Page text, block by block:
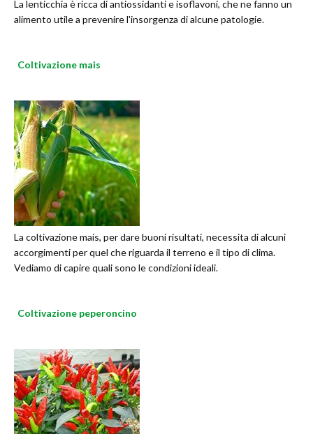
La lenticchia è ricca di antiossidanti e isoflavoni, che ne fanno un
alimento utile a prevenire l'insorgenza di alcune patologie.
Coltivazione mais
La coltivazione mais, per dare buoni risultati, necessita di alcuni
accorgimenti per quel che riguarda il terreno e il tipo di clima.
Vediamo di capire quali sono le condizioni ideali.
Coltivazione peperoncino